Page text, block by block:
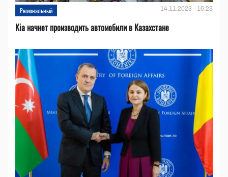
Региональный 14.11.2023 - 16:23
Kia начнет производить автомобили в Казахстане